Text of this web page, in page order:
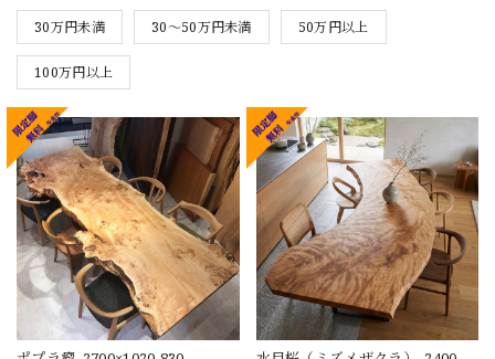
30万円未満 30～50万円未満 50万円以上
100万円以上